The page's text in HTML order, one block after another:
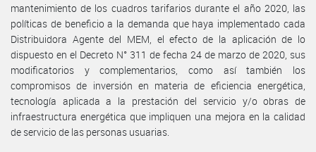
mantenimiento de los cuadros tarifarios durante el año 2020, las
políticas de beneficio a la demanda que haya implementado cada
Distribuidora Agente del MEM, el efecto de la aplicación de lo
dispuesto en el Decreto N° 311 de fecha 24 de marzo de 2020, sus
modificatorios y complementarios, como así también los
compromisos de inversión en materia de eficiencia energética,
tecnología aplicada a la prestación del servicio y/o obras de
infraestructura energética que impliquen una mejora en la calidad
de servicio de las personas usuarias.